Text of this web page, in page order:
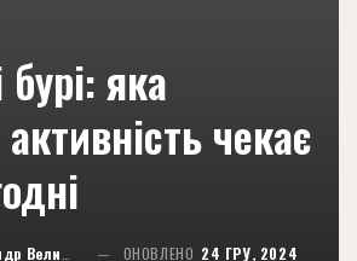
бурі: яка
чекає
Великий ОНОВЛЕНО 24 ГРУ, 2024